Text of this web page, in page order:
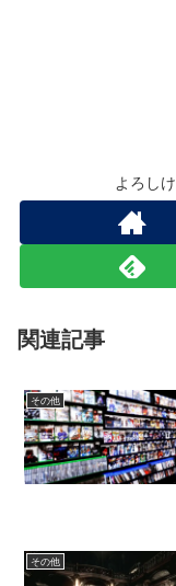
よろし
関連記事
その他
その他